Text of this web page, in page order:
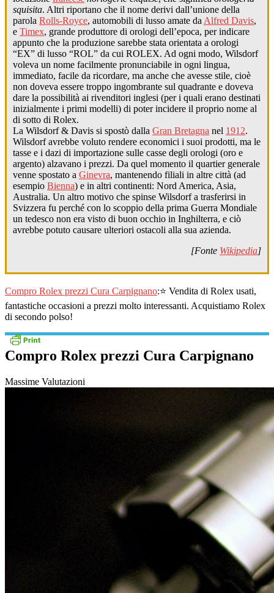
squisita. Altri riportano che il nome derivi dall’unione della
parola Rolls-Royce, automobili di lusso amate da Alfred Davis,
e Timex, grande produttore di orologi dell’epoca, per indicare
appunto che la produzione sarebbe stata orientata a orologi
“EX” di lusso “ROL” da cui ROLEX. Ad ogni modo, Wilsdorf
voleva un nome facilmente pronunciabile in ogni lingua,
immediato, facile da ricordare, ma anche che avesse stile, cioè
non doveva essere troppo ingombrante sul quadrante e doveva
dare la possibilità ai rivenditori inglesi (per i quali erano destinati
inizialmente i primi modelli) di poter incidere il proprio nome al
di sotto di Rolex.
La Wilsdorf & Davis si spostò dalla Gran Bretagna nel 1912.
Wilsdorf avrebbe voluto rendere economici i suoi prodotti, ma le
tasse e i dazi di importazione sulle casse degli orologi (oro e
argento) alzavano i prezzi. Da quel momento il quartier generale
venne spostato a Ginevra, mantenendo filiali in altre città (ad
esempio Bienna) e in altri continenti: Nord America, Asia,
Australia. Un altro motivo che spinse Wilsdorf a trasferirsi in
Svizzera fu perché con lo scoppio della prima Guerra Mondiale
un tedesco non era visto di buon occhio in Inghilterra, e ciò
avrebbe potuto causare ulteriori ostacoli alla sua azienda.
[Fonte Wikipedia]
Compro Rolex prezzi Cura Carpignano:⭐ Vendita di Rolex usati,
fantastiche occasioni a prezzi molto interessanti. Acquistiamo Rolex
di secondo polso!
Compro Rolex prezzi Cura Carpignano
Massime Valutazioni